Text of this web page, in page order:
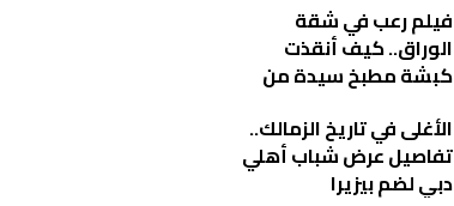
فيلم رعب في شقة
الوراق.. كيف أنقذت
كبشة مطبخ سيدة من
الأغلى في تاريخ الزمالك..
تفاصيل عرض شباب أهلي
دبي لضم بيزيرا